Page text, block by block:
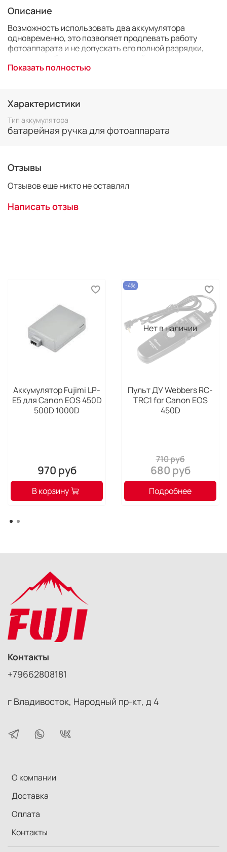
Описание
Возможность использовать два аккумулятора
одновременно, это позволяет продлевать работу
фотоаппарата и не допускать его полной разрядки,
аккумуляторов. Наличие элементов питание AA —
экспедиция), достаточно использовать лишь запас
щелочных батарей. Наличие дублирующих кнопок
делает фотосъёмку с вертикальной ориентацией
кадра проще.
Показать полностью
Характеристики
Тип аккумулятора
батарейная ручка для фотоаппарата
Отзывы
Отзывов еще никто не оставлял
Написать отзыв
Аккумулятор Fujimi LP-
E5 для Canon EOS 450D
500D 1000D
970 руб
В корзину
Нет в наличии
-4%
Пульт ДУ Webbers RC-
TRC1 for Canon EOS
450D
710 руб
680 руб
Подробнее
О компании
Доставка
Оплата
Контакты
Контакты
+79662808181
г Владивосток, Народный пр-кт, д 4